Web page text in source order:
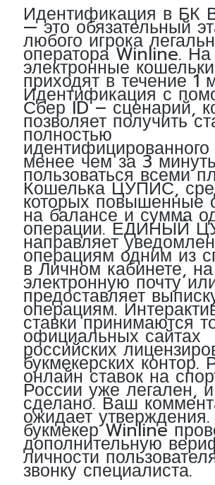
Идентификация в БК
— это обязательный
любого игрока
оператора Winline. На
электронные
приходят в течение 1
Идентификация с
Сбер ID – сценарий,
позволяет получить
полностью
идентифицированного
менее чем за 3
пользоваться всеми
Кошелька ЦУПИС,
которых повышенные
на балансе и сумма
операции. ЕДИНЫЙ
направляет
операциям одним из
в Личном кабинете, на
электронную почту
предоставляет
операциям.
ставки принимаются
официальных сайтах
российских
букмекерских контор.
онлайн ставок на
России уже легален,
сделано. Ваш
ожидает
букмекер Winline
дополнительную
личности
звонку специалиста.